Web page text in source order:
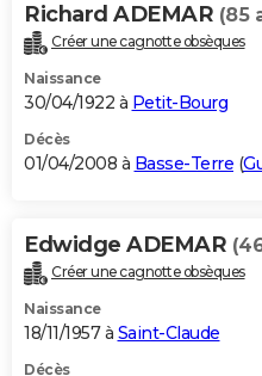
Richard ADEMAR (85
Créer une cagnotte obsèques
Naissance
30/04/1922 à Petit-Bourg
Décès
01/04/2008 à Basse-Terre (
Edwidge ADEMAR
Créer une cagnotte obsèques
Naissance
18/11/1957 à Saint-Claude
Décès